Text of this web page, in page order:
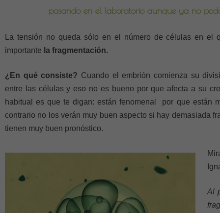
pasando en el laboratorio aunque ya no
La tensión no queda sólo en el número de células en el
importante la fragmentación.
¿En qué consiste? Cuando el embrión comienza su
entre las células y eso no es bueno por que afecta a su
habitual es que te digan: están fenomenal por que están
contrario no los verán muy buen aspecto si hay demasiada
tienen muy buen pronóstico.
Al